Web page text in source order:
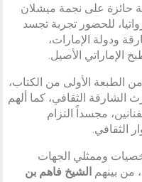
حائزة على نجمة ميشلان
للحضور تجربة تجسد
ودولة الإمارات،
الإماراتي الأصيل.
الأولى من الكتاب،
الشارقة الثقافي، كما ألهم
مجسداً التزام
الثقافي.
وممثلي الجهات
من بينهم الشيخ فاهم بن